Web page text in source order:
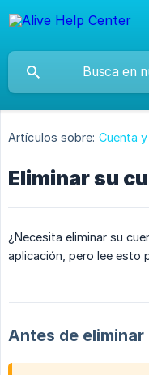
Artículos sobre: Cuenta
Eliminar su
¿Necesita eliminar su
aplicación, pero lee esto
Antes de eliminar